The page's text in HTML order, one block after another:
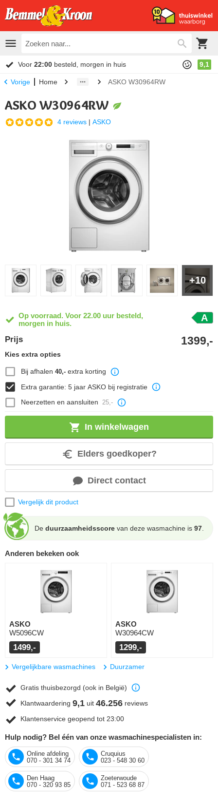
Voor 22:00 besteld, morgen in huis 9,1
Vorige Home ASKO W30964RW
ASKO W30964RW
4 reviews | ASKO
+10
Op voorraad. Voor 22.00 uur besteld,
morgen in huis.
A
Prijs 1399,-
Kies extra opties
Bij afhalen 40,-extra korting
Extra garantie: 5 jaar ASKO bij registratie
Neerzetten en aansluiten 25,-
In winkelwagen
Elders goedkoper?
Direct contact
Vergelijk dit product
De duurzaamheidsscore van deze wasmachine is 97.
Anderen bekeken ook
ASKO
W5096CW
1499,-
ASKO
W30964CW
1299,-
Vergelijkbare wasmachines Duurzamer
Gratis thuisbezorgd (ook in België)
Klantwaardering 9,1 uit 46.256 reviews
Klantenservice geopend tot 23:00
Hulp nodig? Bel één van onze wasmachinespecialisten in:
Online afdeling
070 - 301 34 74
Cruquius
023 - 548 30 60
Den Haag
070 - 320 93 85
Zoeterwoude
071 - 523 68 87